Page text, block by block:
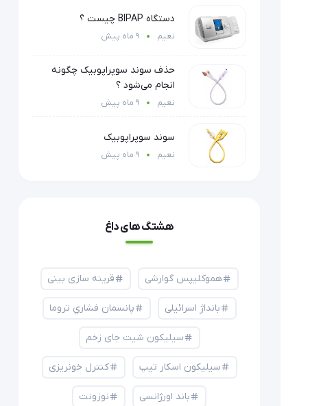
دستگاه BIPAP چیست ؟
نعیم 9 ماه پیش
حذف سوند سوپراپوبیک چگونه
انجام می‌شود ؟
نعیم 9 ماه پیش
سوند سوپراپوبیک
نعیم 9 ماه پیش
هشتگ های داغ
هموکلیپس گوارشی قرینه سازی بینی
بانداژ اسرائیلی پانسمان فشاري تروما
سیلیکون شیت جای زخم
سیلیکون اسکار تیپ کنترل خونریزی
باند اورژانسی نوزونت